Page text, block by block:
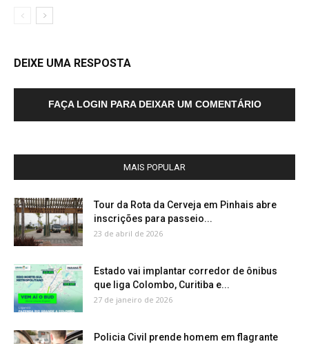
DEIXE UMA RESPOSTA
FAÇA LOGIN PARA DEIXAR UM COMENTÁRIO
MAIS POPULAR
Tour da Rota da Cerveja em Pinhais abre
inscrições para passeio...
23 de abril de 2026
Estado vai implantar corredor de ônibus
que liga Colombo, Curitiba e...
27 de janeiro de 2026
Policia Civil prende homem em flagrante